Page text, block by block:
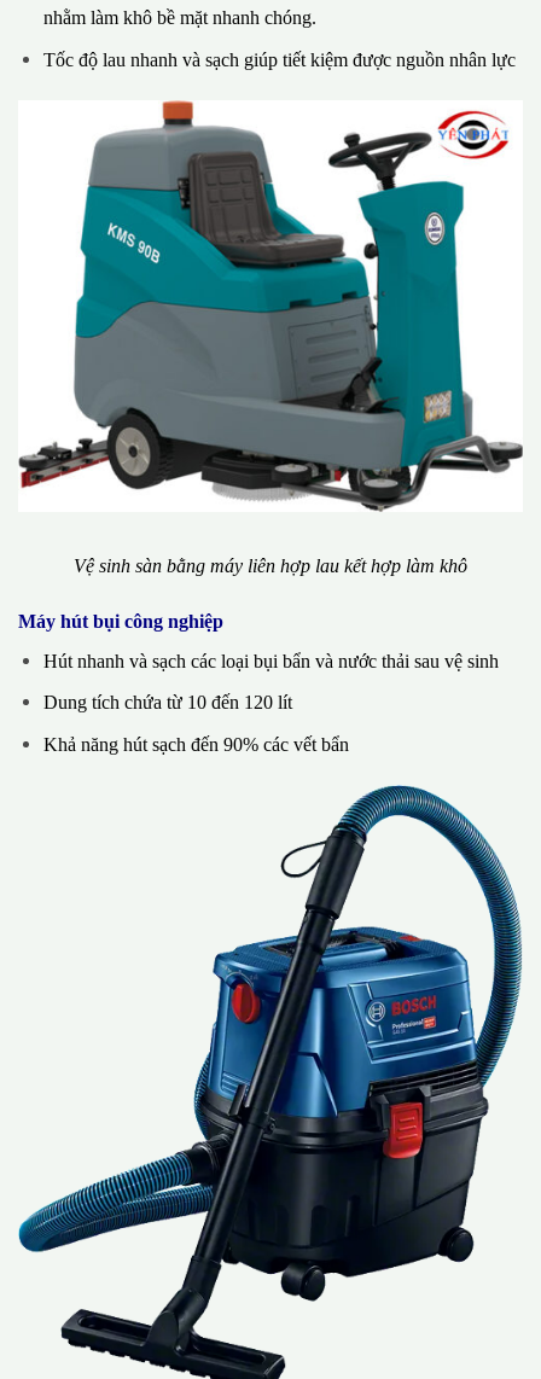
nhằm làm khô bề mặt nhanh chóng.
Tốc độ lau nhanh và sạch giúp tiết kiệm được nguồn nhân lực
Vệ sinh sàn bằng máy liên hợp lau kết hợp làm khô
Máy hút bụi công nghiệp
Hút nhanh và sạch các loại bụi bẩn và nước thải sau vệ sinh
Dung tích chứa từ 10 đến 120 lít
Khả năng hút sạch đến 90% các vết bẩn